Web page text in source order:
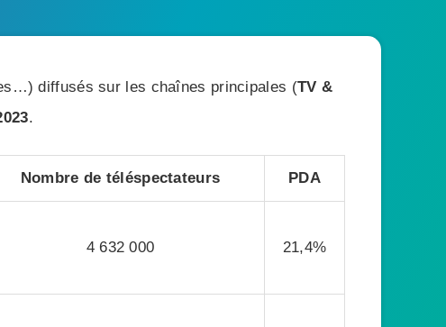
diffusés sur les chaînes principales (TV &
.
Nombre de téléspectateurs PDA
4 632 000 21,4%